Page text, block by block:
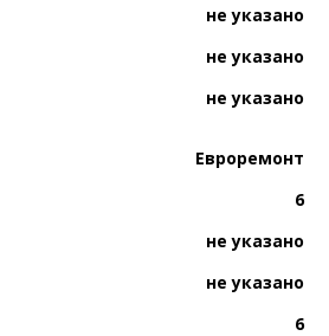
не указано
не указано
не указано
Евроремонт
6
не указано
не указано
6